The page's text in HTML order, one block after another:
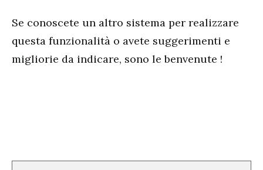
Se conoscete un altro sistema per realizzare
questa funzionalità o avete suggerimenti e
migliorie da indicare, sono le benvenute !